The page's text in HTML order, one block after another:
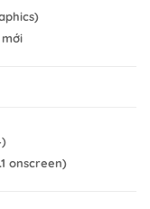
onscreen)